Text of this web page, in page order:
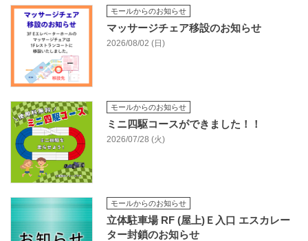
モールからのお知らせ
マッサージチェア移設のお知らせ
2026/08/02 (日)
モールからのお知らせ
ミニ四駆コースができました！！
2026/07/28 (火)
モールからのお知らせ
立体駐車場 RF (屋上)Ｅ入口 エスカレー
ター封鎖のお知らせ